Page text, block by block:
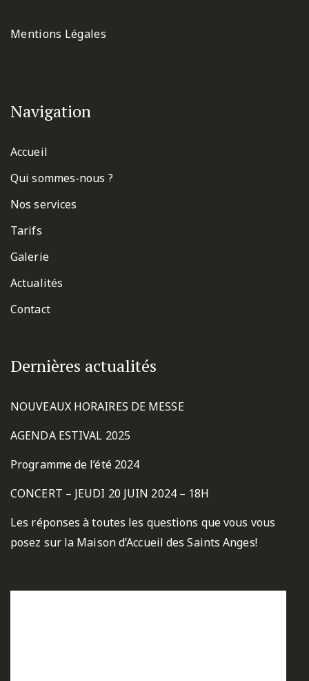
Mentions Légales
Navigation
Accueil
Qui sommes-nous ?
Nos services
Tarifs
Galerie
Actualités
Contact
Dernières actualités
NOUVEAUX HORAIRES DE MESSE
AGENDA ESTIVAL 2025
Programme de l’été 2024
CONCERT – JEUDI 20 JUIN 2024 – 18H
Les réponses à toutes les questions que vous vous
posez sur la Maison d’Accueil des Saints Anges!